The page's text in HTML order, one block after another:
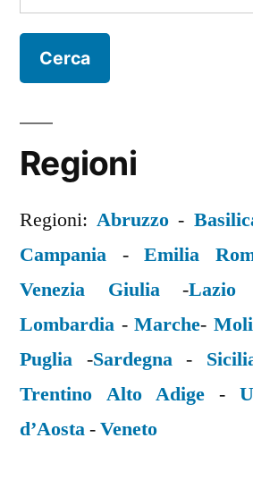
per:
Regioni
Regioni:Abruzzo -
Campania -Emilia
Venezia Giulia-Lazio
Lombardia -Marche-
Puglia -Sardegna-
Trentino Alto Adige -
d’Aosta-Veneto